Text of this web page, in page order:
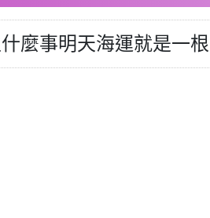
麼事明天海運就是一根